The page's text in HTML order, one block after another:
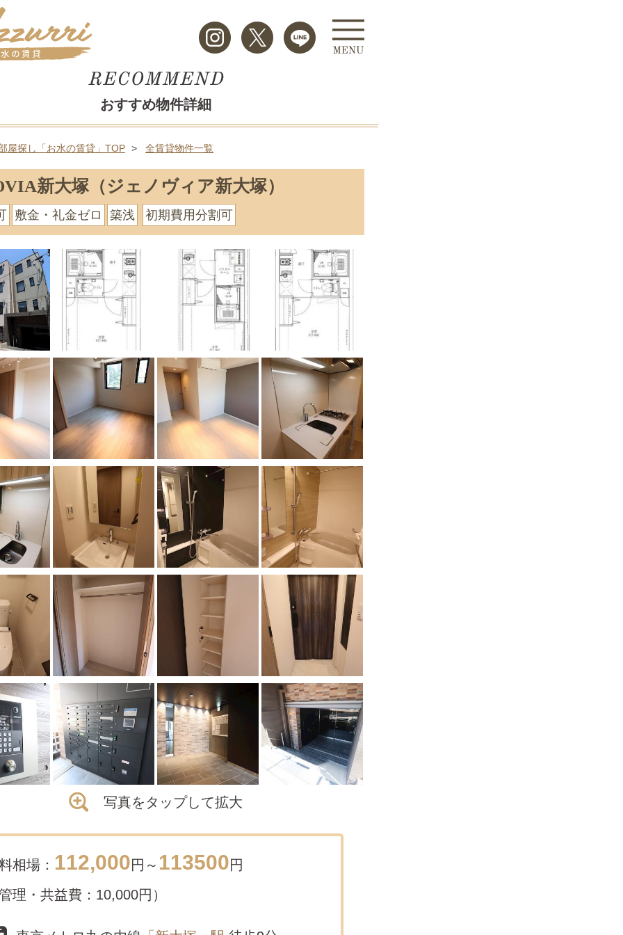
おすすめ物件詳細
屋探し「お水の賃貸」TOP 全賃貸物件一覧
新大塚（ジェノヴィア新大塚）
敷金・礼金ゼロ 築浅 初期費用分割可
写真をタップして拡大
相場： 112,000円～ 113500円
理・共益費：10,000円）